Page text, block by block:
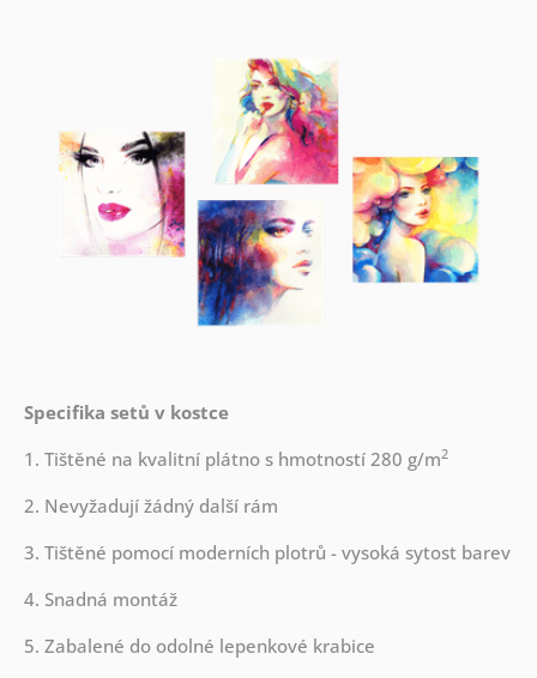
Specifika setů v kostce
1. Tištěné na kvalitní plátno s hmotností 280 g/m2
2. Nevyžadují žádný další rám
3. Tištěné pomocí moderních plotrů - vysoká sytost barev
4. Snadná montáž
5. Zabalené do odolné lepenkové krabice